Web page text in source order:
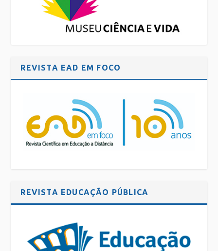
REVISTA EAD EM FOCO
REVISTA EDUCAÇÃO PÚBLICA